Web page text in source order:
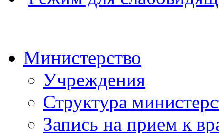
Министерство
Учреждения
Структура
Запись на прием к